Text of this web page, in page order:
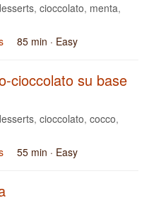
, cioccolato, menta,
85 min · Easy
cioccolato su base
, cioccolato, cocco,
55 min · Easy